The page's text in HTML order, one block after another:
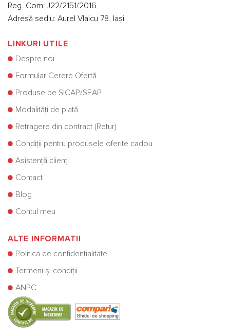
Reg. Com: J22/2151/2016
Adresă sediu: Aurel Vlaicu 78, Iași
LINKURI UTILE
Despre noi
Formular Cerere Ofertă
Produse pe SICAP/SEAP
Modalități de plată
Retragere din contract (Retur)
Condiții pentru produsele oferite cadou
Asistență clienți
Contact
Blog
Contul meu
ALTE INFORMATII
Politica de confidențialitate
Termeni și condiții
ANPC